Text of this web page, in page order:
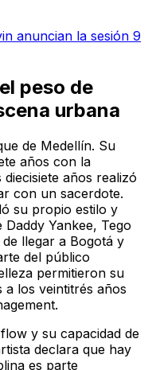
anuncian la sesión 9
peso de
urbana
de Medellín. Su
años con la
años realizó
con un sacerdote.
su propio estilo y
Yankee, Tego
llegar a Bogotá y
del público
permitieron su
a los veintitrés años
y su capacidad de
declara que hay
es parte